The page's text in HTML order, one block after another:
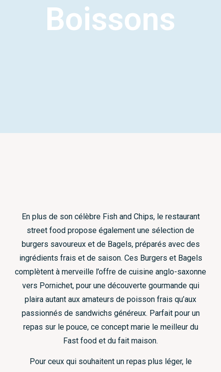
Boissons
En plus de son célèbre Fish and Chips, le restaurant
street food propose également une sélection de
burgers savoureux et de Bagels, préparés avec des
ingrédients frais et de saison. Ces Burgers et Bagels
complètent à merveille l’offre de cuisine anglo-saxonne
vers Pornichet, pour une découverte gourmande qui
plaira autant aux amateurs de poisson frais qu’aux
passionnés de sandwichs généreux. Parfait pour un
repas sur le pouce, ce concept marie le meilleur du
Fast food et du fait maison.
Pour ceux qui souhaitent un repas plus léger, le